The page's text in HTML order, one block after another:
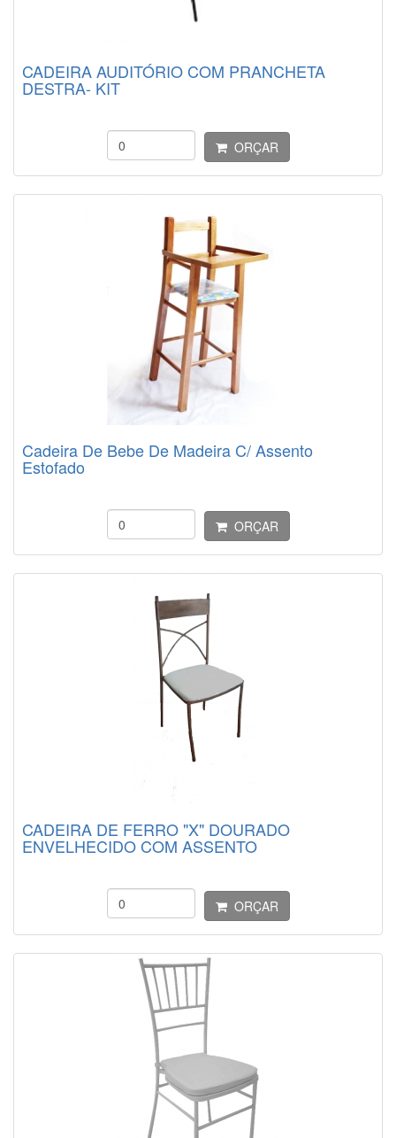
CADEIRA AUDITÓRIO COM PRANCHETA
DESTRA- KIT
ORÇAR
Cadeira De Bebe De Madeira C/ Assento
Estofado
ORÇAR
CADEIRA DE FERRO "X" DOURADO
ENVELHECIDO COM ASSENTO
ORÇAR